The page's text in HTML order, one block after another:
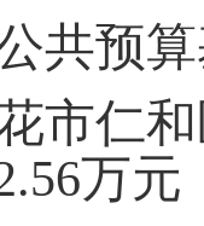
共预
市仁
万元